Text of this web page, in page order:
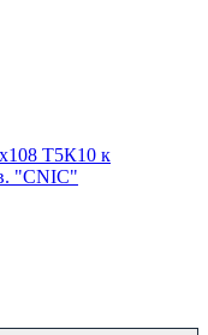
Т5К10 к
"CNIC"